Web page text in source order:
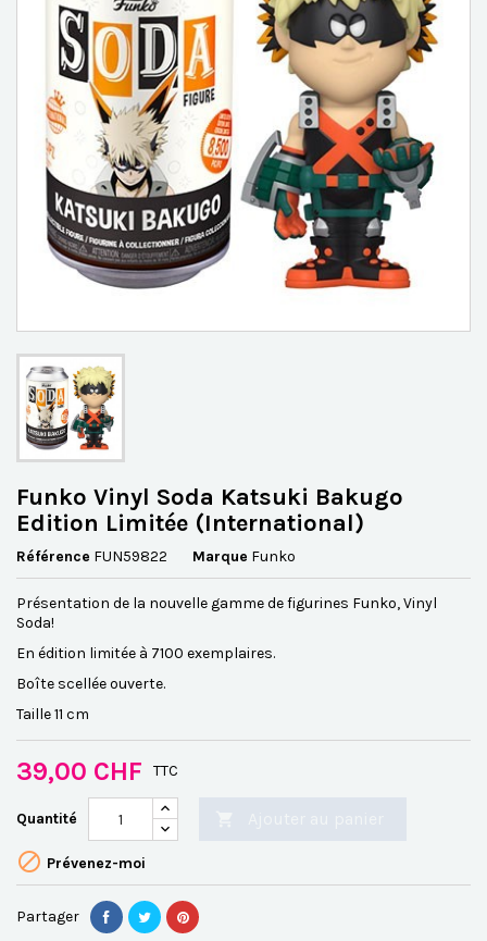
Funko Vinyl Soda Katsuki Bakugo
Edition Limitée (International)
Référence FUN59822 Marque Funko
Présentation de la nouvelle gamme de figurines Funko, Vinyl
Soda!
En édition limitée à 7100 exemplaires.
Boîte scellée ouverte.
Taille 11 cm
39,00 CHF TTC
Quantité
 Prévenez-moi
Partager